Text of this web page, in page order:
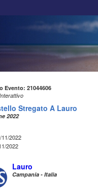
Evento: 21044606
Stregato A Lauro
2022
11/2022
2022
Lauro
Campania - Italia